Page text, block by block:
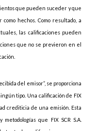
que pueden suceder y que
hechos. Como resultado, a
las calificaciones pueden
que no se previeron en el
del emisor”, se proporciona
tipo. Una calificación de FIX
crediticia de una emisión. Esta
que FIX SCR S.A.